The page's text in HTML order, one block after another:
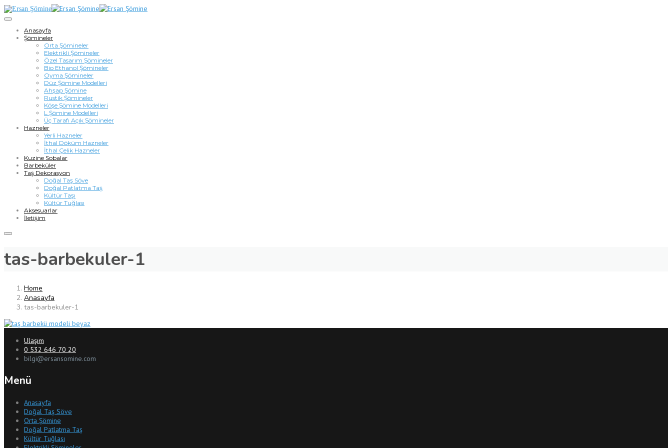
Anasayfa
Şömineler
Orta Şömineler
Elektrikli Şömineler
Özel Tasarım Şömineler
Bio Ethanol Şömineler
Oyma Şömineler
Düz Şömine Modelleri
Ahşap Şömine
Rustik Şömineler
Köşe Şömine Modelleri
L Şömine Modelleri
Üç Tarafı Açık Şömineler
Hazneler
Yerli Hazneler
İthal Döküm Hazneler
İthal Çelik Hazneler
Kuzine Sobalar
Barbeküler
Taş Dekorasyon
Doğal Taş Söve
Doğal Patlatma Taş
Kültür Taşı
Kültür Tuğlası
Aksesuarlar
İletişim
tas-barbekuler-1
Home
Anasayfa
tas-barbekuler-1
Ulaşım
0 532 646 70 20
bilgi@ersansomine.com
Menü
Anasayfa
Doğal Taş Söve
Orta Şömine
Doğal Patlatma Taş
Kültür Tuğlası